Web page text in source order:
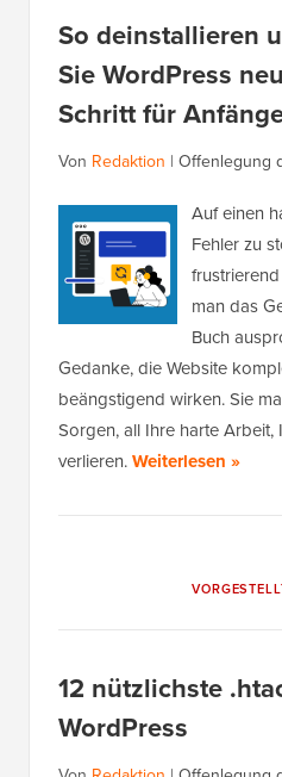
So deinstallieren
Sie WordPress
Schritt für
Von Redaktion | Offenlegung
Auf einen
Fehler zu
man das
Buch
Gedanke, die Website
beängstigend wirken. Sie
Sorgen, all Ihre harte Arbeit,
verlieren.Weiterlesen »
12 nützlichste
WordPress